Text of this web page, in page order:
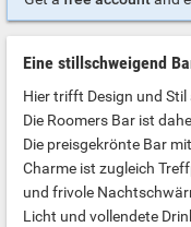
Eine stillschweigend
Hier trifft Design und
Die Roomers Bar ist
Die preisgekrönte Bar
Charme ist zugleich
und frivole
Licht und vollendete